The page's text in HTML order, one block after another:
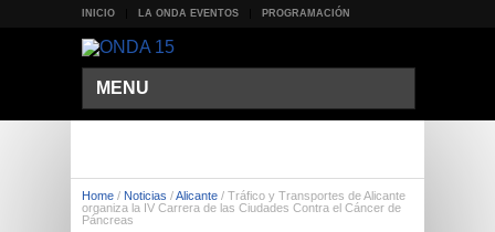
INICIO LA ONDA EVENTOS PROGRAMACIÓN
MENU
Home / Noticias /Alicante / Tráfico y Transportes de Alicante
organiza la IV Carrera de las Ciudades Contra el Cáncer de
Páncreas